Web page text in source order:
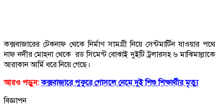
কক্সবাজারের টেকনাফ থেকে নির্মাণ সামগ্রী নিয়ে সেন্টমার্টিন যাওয়ার পথে
নাফ নদীর মোহনা থেকে রড সিমেন্ট বোঝাই দুইটি ট্রলারসহ ৬ মাঝিমাল্লাকে
আরাকান আর্মি ধরে নিয়ে গেছে।
আরও পড়ুন:কক্সবাজারে পুকুরে গোসলে নেমে দুই শিশু শিক্ষার্থীর মৃত্যু
বিজ্ঞাপন